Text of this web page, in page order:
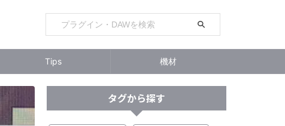
Tips 機材
タグから探す